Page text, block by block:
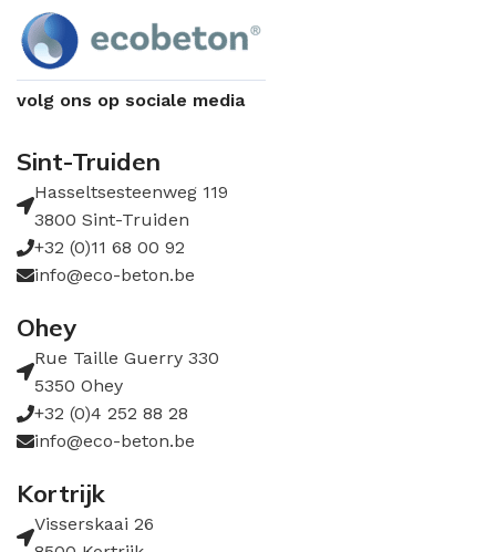
volg ons op sociale media
Sint-Truiden
Hasseltsesteenweg 119
3800 Sint-Truiden
+32 (0)11 68 00 92
info@eco-beton.be
Ohey
Rue Taille Guerry 330
5350 Ohey
+32 (0)4 252 88 28
info@eco-beton.be
Kortrijk
Visserskaai 26